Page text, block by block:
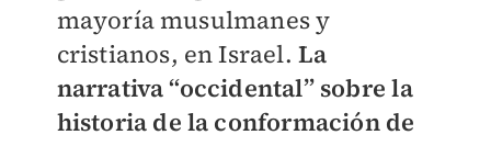
mayoría musulmanes y
cristianos, en Israel.La
narrativa “occidental” sobre la
historia de la conformación de